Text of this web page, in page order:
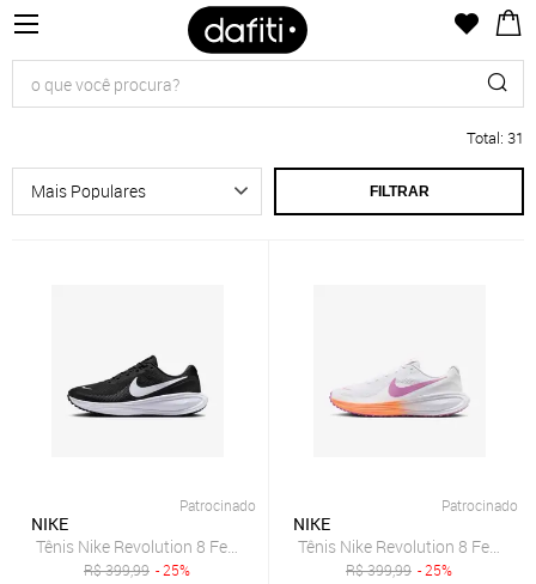
Total: 31
FILTRAR
Patrocinado
NIKE
Tênis Nike Revolution 8 Feminino
R$399,99 - 25%
Patrocinado
NIKE
Tênis Nike Revolution 8
R$399,99 - 25%